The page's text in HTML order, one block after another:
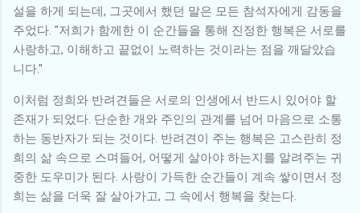
설을 하게 되는데, 그곳에서 했던 말은 모든 참석자에게 감동을
주었다. "저희가 함께한 이 순간들을 통해 진정한 행복은 서로를
사랑하고, 이해하고 끝없이 노력하는 것이라는 점을 깨달았습
니다."
이처럼 정희와 반려견들은 서로의 인생에서 반드시 있어야 할
존재가 되었다. 단순한 개와 주인의 관계를 넘어 마음으로 소통
하는 동반자가 되는 것이다. 반려견이 주는 행복은 고스란히 정
희의 삶 속으로 스며들어, 어떻게 살아야 하는지를 알려주는 귀
중한 도우미가 된다. 사랑이 가득한 순간들이 계속 쌓이면서 정
희는 삶을 더욱 잘 살아가고, 그 속에서 행복을 찾는다.